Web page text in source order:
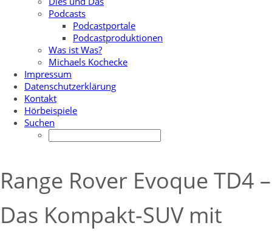
Podcasts
Podcastportale
Podcastproduktionen
Was ist Was?
Michaels Kochecke
Impressum
Datenschutzerklärung
Kontakt
Hörbeispiele
Suchen
Range Rover Evoque TD4 –
Das Kompakt-SUV mit